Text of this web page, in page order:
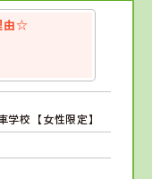
由☆
学校【女性限定】